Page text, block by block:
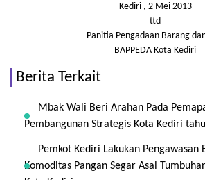
Kediri , 2 Mei 2013
ttd
Panitia Pengadaan Barang
BAPPEDA Kota Kediri
Berita Terkait
Mbak Wali Beri Arahan Pada
Pembangunan Strategis Kota Kediri
Pemkot Kediri Lakukan Pengawasan
Komoditas Pangan Segar Asal